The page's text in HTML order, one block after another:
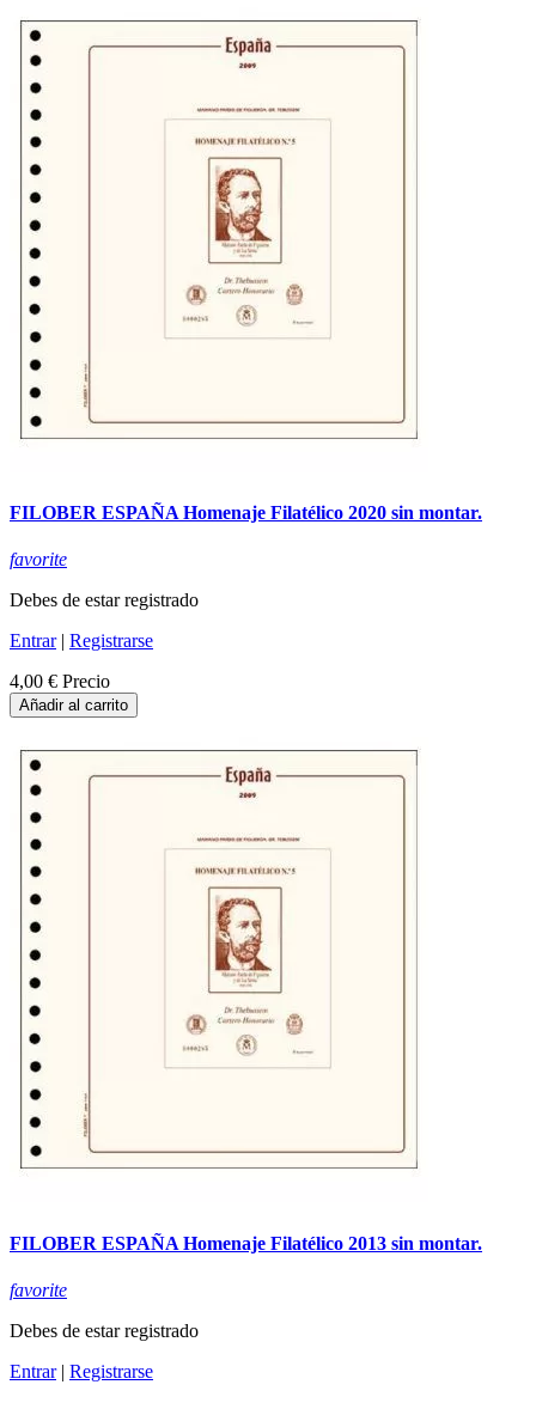
FILOBER ESPAÑA Homenaje Filatélico 2020 sin montar.
favorite
Debes de estar registrado
Entrar| Registrarse
4,00 € Precio
Añadir al carrito
FILOBER ESPAÑA Homenaje Filatélico 2013 sin montar.
favorite
Debes de estar registrado
Entrar| Registrarse